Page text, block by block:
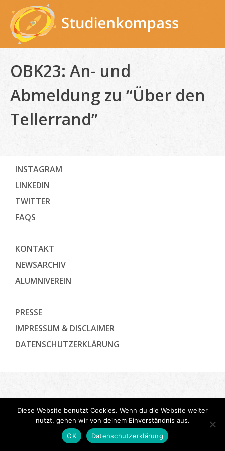
content
OBK23: An- und
Abmeldung zu “Über den
Tellerrand”
INSTAGRAM
LINKEDIN
TWITTER
FAQS
KONTAKT
NEWSARCHIV
ALUMNIVEREIN
PRESSE
IMPRESSUM & DISCLAIMER
DATENSCHUTZ­ERKLÄRUNG
Diese Website benutzt Cookies. Wenn du die Website weiter
nutzt, gehen wir von deinem Einverständnis aus.
OK
Datenschutzerklärung